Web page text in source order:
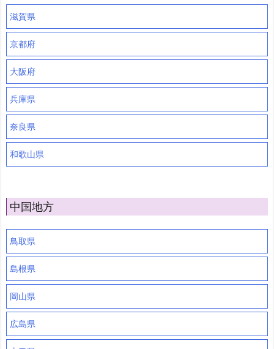
滋賀県
京都府
大阪府
兵庫県
奈良県
和歌山県
中国地方
鳥取県
島根県
岡山県
広島県